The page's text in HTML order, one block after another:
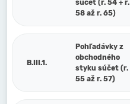
súčet (r. 54 + r.
58 až r. 65)
B.III.1.
Pohľadávky z
obchodného
styku súčet (r.
55 až r. 57)